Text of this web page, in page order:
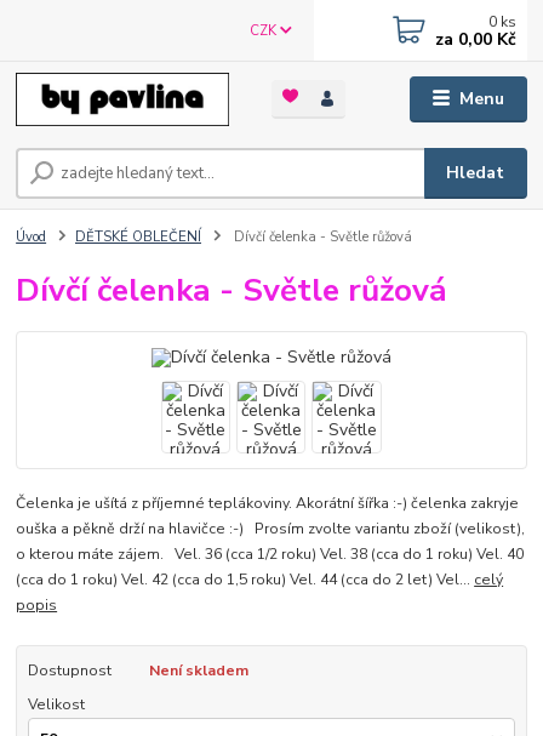
Menu
CZK
Hledat
0 ks
za 0,00 Kč
Úvod DĚTSKÉ OBLEČENÍ Dívčí čelenka - Světle růžová
Dívčí čelenka - Světle růžová
Čelenka je ušítá z příjemné teplákoviny. Akorátní šířka :-) čelenka zakryje
ouška a pěkně drží na hlavičce :-) Prosím zvolte variantu zboží (velikost),
o kterou máte zájem. Vel. 36 (cca 1/2 roku) Vel. 38 (cca do 1 roku) Vel. 40
(cca do 1 roku) Vel. 42 (cca do 1,5 roku) Vel. 44 (cca do 2 let) Vel... celý
popis
Dostupnost
Není skladem
Velikost